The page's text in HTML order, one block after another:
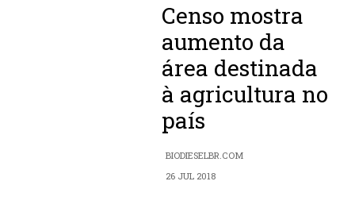
Censo mostra
aumento da
área destinada
à agricultura no
país
BIODIESELBR.COM
26 JUL 2018